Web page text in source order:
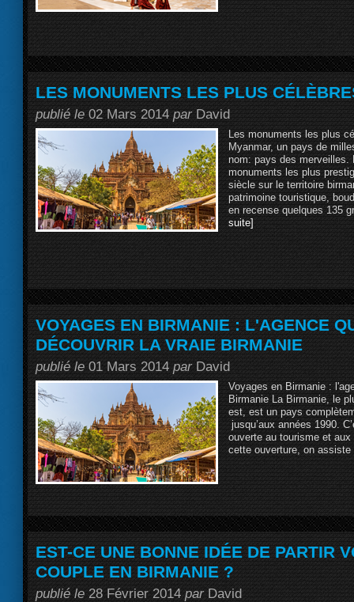
LES MONUMENTS LES PLUS
publié le 02 Mars 2014 parDavid
Les monuments les plus
Myanmar, un pays de
nom: pays des merveilles.
monuments les plus
siècle sur le territoire
patrimoine touristique,
en recense quelques 135
suite]
VOYAGES EN BIRMANIE : L'AGENCE
DÉCOUVRIR LA VRAIE BIRMANIE
publié le 01 Mars 2014 parDavid
Voyages en Birmanie :
Birmanie La Birmanie, le
est, est un pays
jusqu’aux années 1990.
ouverte au tourisme et
cette ouverture, on assiste
EST-CE UNE BONNE IDÉE DE PARTIR
COUPLE EN BIRMANIE ?
publié le 28 Février 2014 parDavid